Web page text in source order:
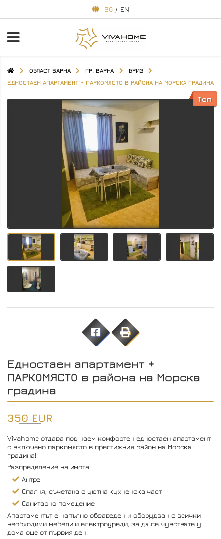
BG / EN
ОБЛАСТ ВАРНА ГР. ВАРНА
БРИЗ
ЕДНОСТАЕН АПАРТАМЕНТ + ПАРКОМЯСТО В РАЙОНА НА МОРСКА ГРАДИНА
Топ
Едностаен апартамент +
ПАРКОМЯСТО в района на Морска
градина
350 EUR
Vivahome отдава под наем комфортен едностаен апартамент
с включено паркомясто в престижния район на Морска
градина!
Разпределение на имота:
Антре
Спалня, съчетана с уютна кухненска част
Санитарно помещение
Апартаментът е напълно обзаведен и оборудван с всички
необходими мебели и електроуреди, за да се чувствате у
дома още от първия ден.